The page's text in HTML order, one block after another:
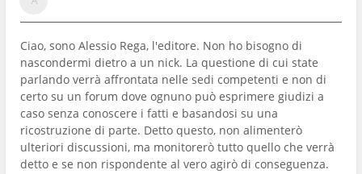
Ciao, sono Alessio Rega, l'editore. Non ho bisogno di
nascondermi dietro a un nick. La questione di cui state
parlando verrà affrontata nelle sedi competenti e non di
certo su un forum dove ognuno può esprimere giudizi a
caso senza conoscere i fatti e basandosi su una
ricostruzione di parte. Detto questo, non alimenterò
ulteriori discussioni, ma monitorerò tutto quello che verrà
detto e se non rispondente al vero agirò di conseguenza.